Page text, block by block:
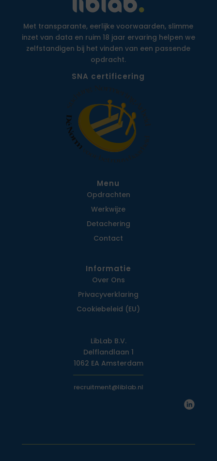
Met transparante, eerlijke voorwaarden, slimme
inzet van data en ruim 18 jaar ervaring helpen we
zelfstandigen bij het vinden van een passende
opdracht.
SNA certificering
Menu
Opdrachten
Werkwijze
Detachering
Contact
Informatie
Over Ons
Privacy­verklaring
Cookiebeleid (EU)
LibLab B.V.
Delflandlaan 1
1062 EA Amsterdam
recruitment@liblab.nl